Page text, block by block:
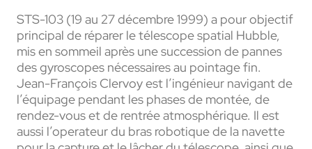
STS-103 (19 au 27 décembre 1999) a pour objectif
principal de réparer le télescope spatial Hubble,
mis en sommeil après une succession de pannes
des gyroscopes nécessaires au pointage fin.
Jean-François Clervoy est l’ingénieur navigant de
l’équipage pendant les phases de montée, de
rendez-vous et de rentrée atmosphérique. Il est
aussi l’operateur du bras robotique de la navette